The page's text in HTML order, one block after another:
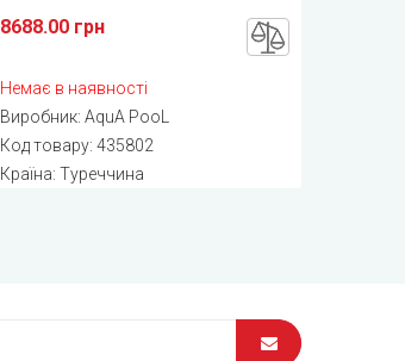
8688.00 грн
Немає в наявності
Виробник:AquA PooL
Код товару:435802
Країна: Туреччина